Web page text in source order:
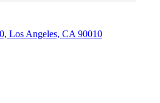
Los Angeles, CA 90010